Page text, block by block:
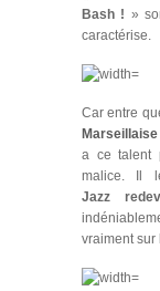
Bash ! »
caractérise.
Car entre
Marseillaise
a ce talent
malice. Il
Jazz
vraiment sur